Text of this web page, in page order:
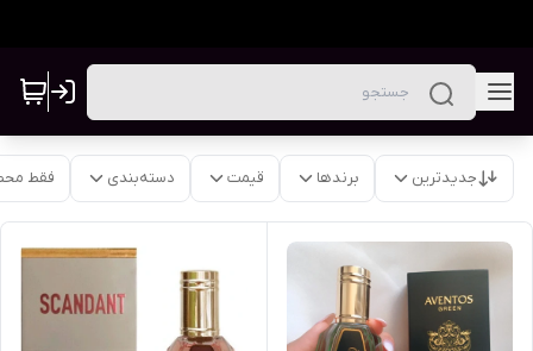
جدیدترین برندها قیمت دسته‌بندی فقط